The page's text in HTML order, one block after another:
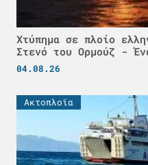
Χτύπημα σε πλοίο
Στενό του Ορμούζ -
04.08.26
Ακτοπλοϊα